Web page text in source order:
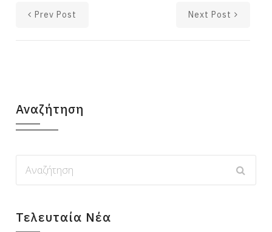
Prev Post Next Post
Αναζήτηση
Τελευταία Νέα